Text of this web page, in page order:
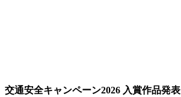
交通安全キャンペーン2026 入賞作品発表